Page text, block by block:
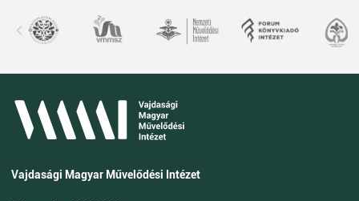
Vajdasági Magyar Művelődési Intézet